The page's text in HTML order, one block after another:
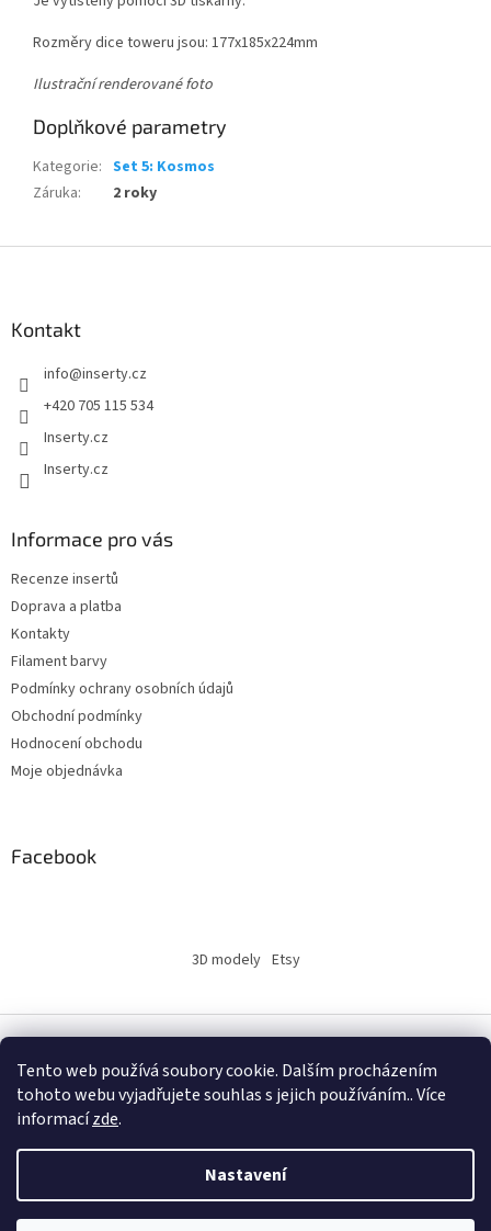
Tento web používá soubory cookie. Dalším procházením
tohoto webu vyjadřujete souhlas s jejich používáním.. Více
informacízde.
Nastavení
Rozměry dice toweru jsou: 177x185x224mm
Ilustrační renderované foto
Doplňkové parametry
Kategorie: Set 5: Kosmos
Záruka: 2 roky
Kontakt
info@inserty.cz
+420 705 115 534
Inserty.cz
Inserty.cz
Informace pro vás
Recenze insertů
Doprava a platba
Kontakty
Filament barvy
Podmínky ochrany osobních údajů
Obchodní podmínky
Hodnocení obchodu
Moje objednávka
Facebook
3D modely Etsy
Vytvořil Shoptet
Copyright 2026